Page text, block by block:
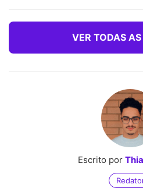
VER TODAS
Escrito por